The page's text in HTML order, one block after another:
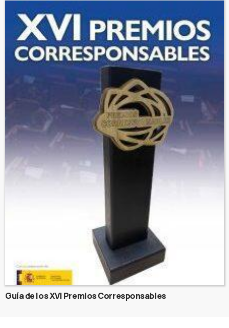
Guía de los XVI Premios Corresponsables